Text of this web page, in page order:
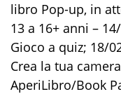
libro Pop-up, in
13 a 16+ anni –
Gioco a quiz; 18/
Crea la tua
AperiLibro/Book